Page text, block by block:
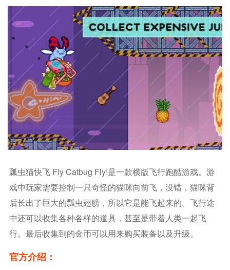
瓢虫猫快飞 Fly Catbug Fly!是一款横版飞行跑酷游戏。游
戏中玩家需要控制一只奇怪的猫咪向前飞，没错，猫咪背
后长出了巨大的瓢虫翅膀，所以它是能飞起来的。飞行途
中还可以收集各种各样的道具，甚至是带着人类一起飞
行。最后收集到的金币可以用来购买装备以及升级。
官方介绍：